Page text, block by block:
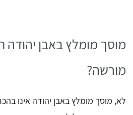
מוסך מומלץ באבן יהודה
מורשה?
לא, מוסך מומלץ באבן יהודה אינו